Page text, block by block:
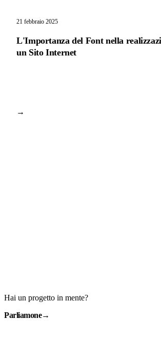
21 febbraio 2025
L'Importanza del Font nella
un Sito Internet
→
Hai un progetto in mente?
Parliamone→